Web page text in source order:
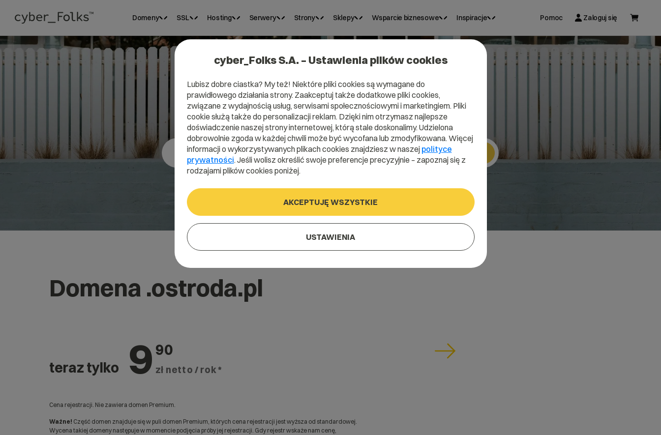
Domeny SSL Hosting Serwery Strony Sklepy Wsparcie biznesowe Inspiracje Pomoc Zaloguj się
Domena .ostroda.pl
.ostroda.pl Szukaj
Domena .ostroda.pl
teraz tylko 9 90
zł netto / rok *
Cena rejestracji. Nie zawiera domen Premium.
Ważne! Część domen znajduje się w puli domen Premium, których cena rejestracji jest wyższa od standardowej.
Wycena takiej domeny następuje w momencie podjęcia próby jej rejestracji. Gdy rejestr wskaże nam cenę,
cyber_Folks S.A. – Ustawienia plików cookies
Lubisz dobre ciastka? My też! Niektóre pliki cookies są wymagane do
prawidłowego działania strony. Zaakceptuj także dodatkowe pliki cookies,
związane z wydajnością usług, serwisami społecznościowymi i marketingiem. Pliki
cookie służą także do personalizacji reklam. Dzięki nim otrzymasz najlepsze
doświadczenie naszej strony internetowej, którą stale doskonalimy. Udzielona
dobrowolnie zgoda w każdej chwili może być wycofana lub zmodyfikowana. Więcej
informacji o wykorzystywanych plikach cookies znajdziesz w naszej polityce
prywatności. Jeśli wolisz określić swoje preferencje precyzyjnie – zapoznaj się z
rodzajami plików cookies poniżej.
AKCEPTUJĘ WSZYSTKIE
USTAWIENIA